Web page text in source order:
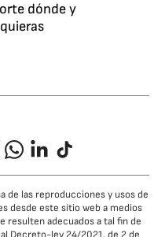
dónde y
WhatsappLinkedIn
TikTok
de las reproducciones y usos de
desde este sitio web a medios
resulten adecuados a tal fin de